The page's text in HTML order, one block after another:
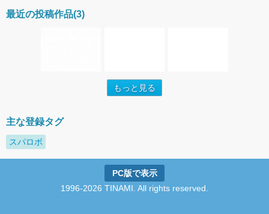
最近の投稿作品(3)
もっと見る
主な登録タグ
スパロボ
PC版で表示
1996-2026 TINAMI. All rights reserved.